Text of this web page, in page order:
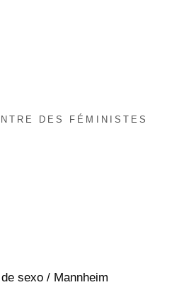
DES FÉMINISTES
sexo / Mannheim